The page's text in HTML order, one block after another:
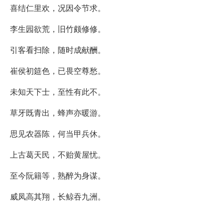
喜结仁里欢，况因令节求。
李生园欲荒，旧竹颇修修。
引客看扫除，随时成献酬。
崔侯初筵色，已畏空尊愁。
未知天下士，至性有此不。
草牙既青出，蜂声亦暖游。
思见农器陈，何当甲兵休。
上古葛天民，不贻黄屋忧。
至今阮籍等，熟醉为身谋。
威凤高其翔，长鲸吞九洲。